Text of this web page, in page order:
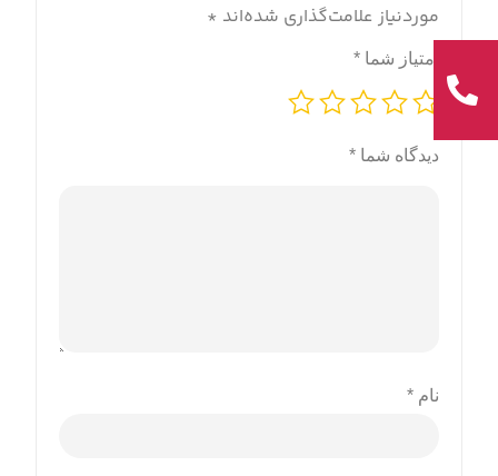
موردنیاز علامت‌گذاری شده‌اند *
امتیاز شما *
دیدگاه شما *
نام *